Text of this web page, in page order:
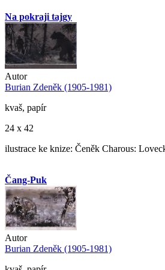
Na pokraji tajgy
Autor
Burian Zdeněk (1905-1981)
kvaš, papír
24 x 42
ilustrace ke knize: Čeněk Charous:
Čang-Puk
Autor
Burian Zdeněk (1905-1981)